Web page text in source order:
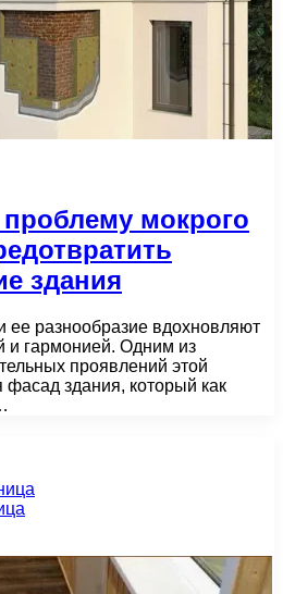
мокрого
здания
ее разнообразие вдохновляют
и гармонией. Одним из
проявлений этой
фасад здания, который как